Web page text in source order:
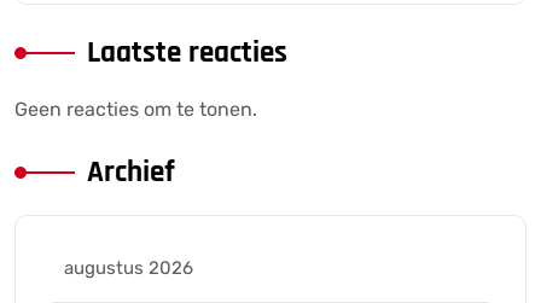
Laatste reacties
Geen reacties om te tonen.
Archief
augustus 2026